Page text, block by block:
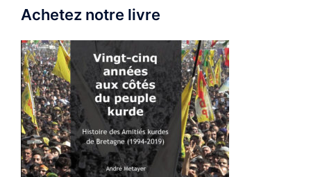
Achetez notre livre